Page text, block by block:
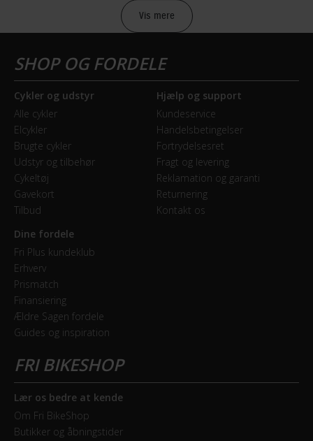
Sikkerheds- og producentinfo
Model år
2021
BREMSER
Bagbremse
Fodbremse
Forbremse
Mekanisk fælgbremse
GEAR
Drivlinje
Kædetræk
Frontklinger
1x - Single
Geartype
Vis mere
Cykler og udstyr
Alle cykler
Elcykler
Brugte cykler
Udstyr og tilbehør
Cykeltøj
Gavekort
Tilbud
Hjælp og support
Kundeservice
Handelsbetingelser
Fortrydelsesret
Fragt og levering
Reklamation og garanti
Returnering
Kontakt os
Dine fordele
Fri Plus kundeklub
Erhverv
Prismatch
Finansiering
Ældre Sagen fordele
Guides og inspiration
Lær os bedre at kende
Om Fri BikeShop
Butikker og åbningstider